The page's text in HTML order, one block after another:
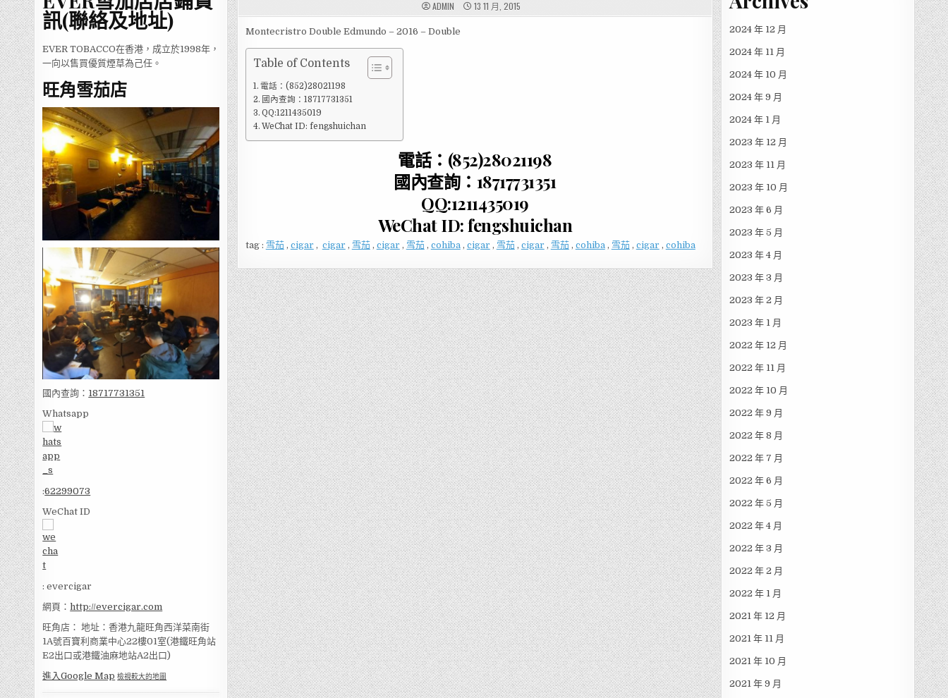
訊(聯絡及地址)
EVER TOBACCO在香港，成立於1998年，
一向以售買優質煙草為己任。
旺角雪茄店
國內查詢： 18717731351
Whatsapp
:62299073
WeChat ID
: evercigar
網頁：http://evercigar.com
旺角店： 地址：香港九龍旺角西洋菜南街
1A號百寶利商業中心22樓01室(港鐵旺角站
E2出口或港鐵油麻地站A2出口)
進入Google Map 檢視較大的地圖
ADMIN 13 11 月, 2015
Montecristro Double Edmundo – 2016 – Double
Table of Contents
電話：(852)28021198
國內查詢：18717731351
QQ:1211435019
WeChat ID: fengshuichan
電話：(852)28021198
國內查詢：18717731351
QQ:1211435019
WeChat ID: fengshuichan
tag : 雪茄, cigar , cigar , 雪茄, cigar , 雪茄, cohiba, cigar , 雪茄, cigar , 雪茄, cohiba, 雪茄, cigar , cohiba
2024 年 12 月
2024 年 11 月
2024 年 10 月
2024 年 9 月
2024 年 1 月
2023 年 12 月
2023 年 11 月
2023 年 10 月
2023 年 6 月
2023 年 5 月
2023 年 4 月
2023 年 3 月
2023 年 2 月
2023 年 1 月
2022 年 12 月
2022 年 11 月
2022 年 10 月
2022 年 9 月
2022 年 8 月
2022 年 7 月
2022 年 6 月
2022 年 5 月
2022 年 4 月
2022 年 3 月
2022 年 2 月
2022 年 1 月
2021 年 12 月
2021 年 11 月
2021 年 10 月
2021 年 9 月